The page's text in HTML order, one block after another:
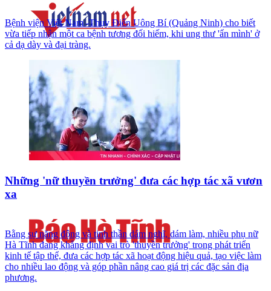
Bệnh viện Việt Nam -Thụy Điển Uông Bí (Quảng Ninh) cho biết
vừa tiếp nhận một ca bệnh tương đối hiếm, khi ung thư 'ẩn mình' ở
cả dạ dày và đại tràng.
Những 'nữ thuyền trưởng' đưa các hợp tác xã vươn
xa
Bằng sự năng động và tinh thần dám nghĩ, dám làm, nhiều phụ nữ
Hà Tĩnh đang khẳng định vai trò 'thuyền trưởng' trong phát triển
kinh tế tập thể, đưa các hợp tác xã hoạt động hiệu quả, tạo việc làm
cho nhiều lao động và góp phần nâng cao giá trị các đặc sản địa
phương.